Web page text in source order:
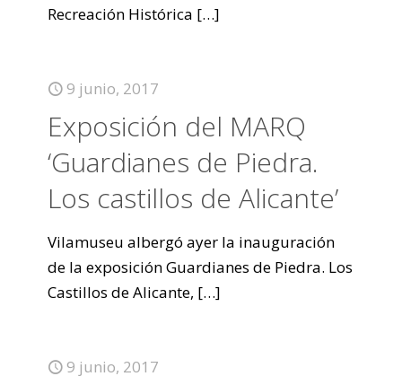
Recreación Histórica […]
9 junio, 2017
Exposición del MARQ
‘Guardianes de Piedra.
Los castillos de Alicante’
Vilamuseu albergó ayer la inauguración
de la exposición Guardianes de Piedra. Los
Castillos de Alicante, […]
9 junio, 2017